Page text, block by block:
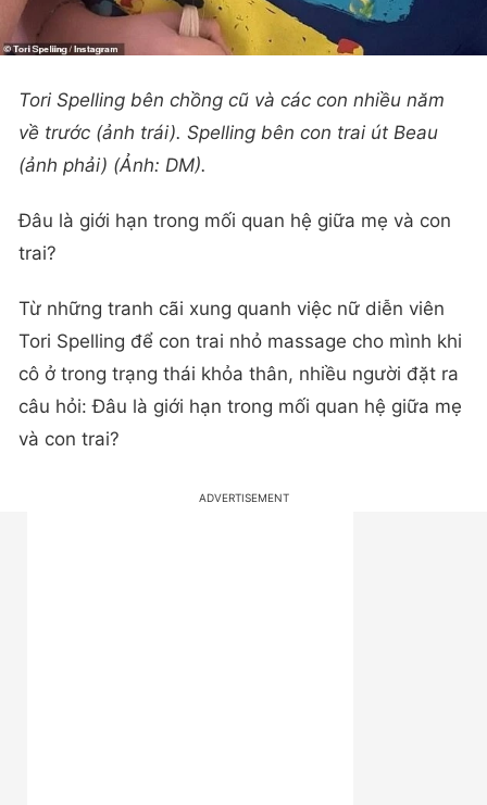
Tori Spelling bên chồng cũ và các con nhiều năm
về trước (ảnh trái). Spelling bên con trai út Beau
(ảnh phải) (Ảnh: DM).
Đâu là giới hạn trong mối quan hệ giữa mẹ và con
trai?
Từ những tranh cãi xung quanh việc nữ diễn viên
Tori Spelling để con trai nhỏ massage cho mình khi
cô ở trong trạng thái khỏa thân, nhiều người đặt ra
câu hỏi: Đâu là giới hạn trong mối quan hệ giữa mẹ
và con trai?